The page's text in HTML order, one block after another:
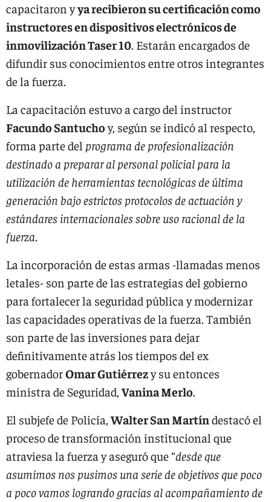
capacitaron yya recibieron su certificación como
instructores en dispositivos electrónicos de
inmovilización Taser 10. Estarán encargados de
difundir sus conocimientos entre otros integrantes
de la fuerza.
La capacitación estuvo a cargo del instructor
Facundo Santuchoy, según se indicó al respecto,
forma parte del programa de profesionalización
destinado a preparar al personal policial para la
utilización de herramientas tecnológicas de última
generación bajo estrictos protocolos de actuación y
estándares internacionales sobre uso racional de la
fuerza.
La incorporación de estas armas -llamadas menos
letales- son parte de las estrategias del gobierno
para fortalecer la seguridad pública y modernizar
las capacidades operativas de la fuerza. También
son parte de las inversiones para dejar
definitivamente atrás los tiempos del ex
gobernadorOmar Gutiérrezy su entonces
ministra de Seguridad,Vanina Merlo.
El subjefe de Policía,Walter San Martíndestacó el
proceso de transformación institucional que
atraviesa la fuerza y aseguró que “desde que
asumimos nos pusimos una serie de objetivos que poco
a poco vamos logrando gracias al acompañamiento de